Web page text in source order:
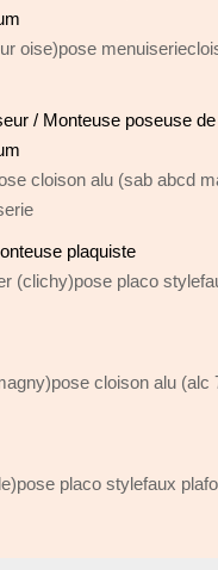
oise)pose
/ Monteuse poseuse
cloison alu (sab abcd
plaquiste
(clichy)pose placo
cloison alu (alc
placo stylefaux